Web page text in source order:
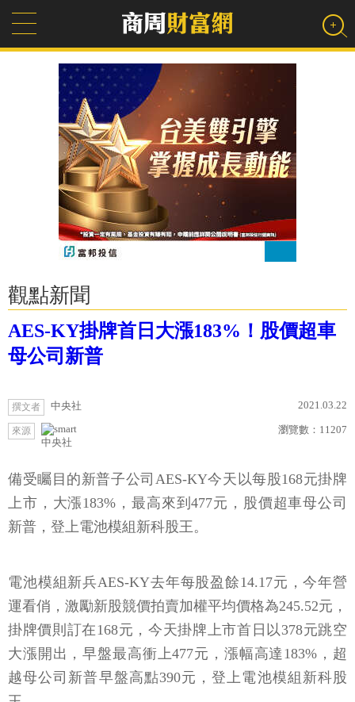
觀點新聞
AES-KY掛牌首日大漲183%！股價超車
母公司新普
撰文者 中央社 2021.03.22
來源
中央社
瀏覽數： 11207
備受矚目的新普子公司AES-KY今天以每股168元掛牌
上市，大漲183%，最高來到477元，股價超車母公司
新普，登上電池模組新科股王。
電池模組新兵AES-KY去年每股盈餘14.17元，今年營
運看俏，激勵新股競價拍賣加權平均價格為245.52元，
掛牌價則訂在168元，今天掛牌上市首日以378元跳空
大漲開出，早盤最高衝上477元，漲幅高達183%，超
越母公司新普早盤高點390元，登上電池模組新科股